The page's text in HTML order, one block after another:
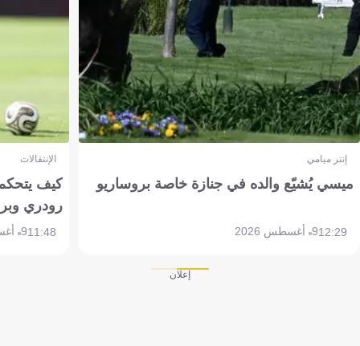
إنتر ميامي
ميسي يُشيّع والده في جنازة خاصة بروساريو
12:299 أغسطس 2026
الإنتقالات
كيف
رودري
11:489 أغسطس 2026
إعلان